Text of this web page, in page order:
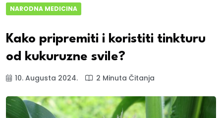
NARODNA MEDICINA
Kako pripremiti i koristiti tinkturu
od kukuruzne svile?
10. Augusta 2024. 2 Minuta Čitanja